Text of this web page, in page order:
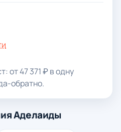
от 47 371 ₽ в одну
обратно.
Аделаиды